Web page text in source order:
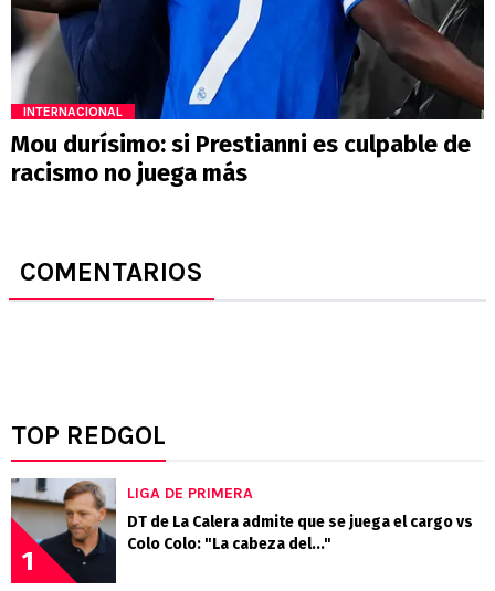
INTERNACIONAL
Mou durísimo: si Prestianni es culpable de
racismo no juega más
COMENTARIOS
TOP REDGOL
1
LIGA DE PRIMERA
DT de La Calera admite que se juega el cargo vs
Colo Colo: "La cabeza del..."